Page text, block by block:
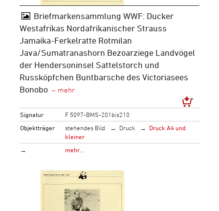
Briefmarkensammlung WWF: Ducker
Westafrikas Nordafrikanischer Strauss
Jamaika-Ferkelratte Rotmilan
Java/Sumatranashorn Bezoarziege Landvögel
der Hendersoninsel Sattelstorch und
Russköpfchen Buntbarsche des Victoriasees
Bonobo
Signatur
F 5097-BMS-201bis210
Objektträger
stehendes Bild Druck
Druck A4 und
kleiner
→
mehr…